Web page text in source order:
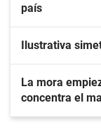
país
Ilustrativa
La mora
concentra el